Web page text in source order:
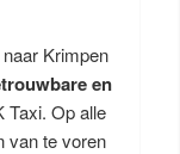
Krimpen
en
Op alle
van te voren